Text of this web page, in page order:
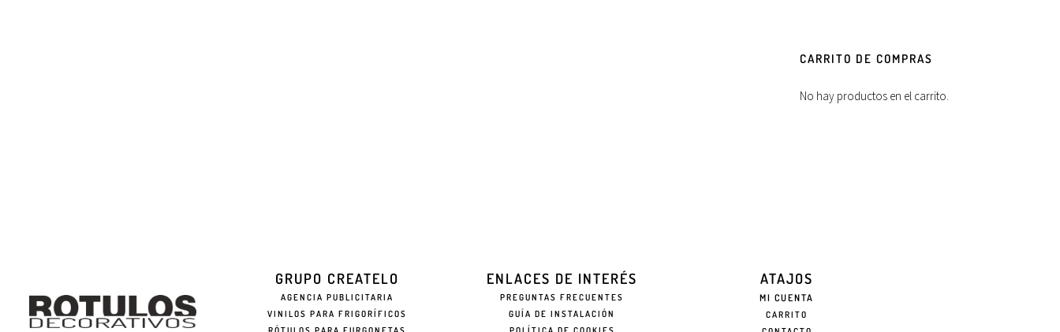
CARRITO DE COMPRAS
No hay productos en el carrito.
GRUPO CREATELO
AGENCIA PUBLICITARIA
VINILOS PARA FRIGORÍFICOS
ENLACES DE INTERÉS
PREGUNTAS FRECUENTES
GUÍA DE INSTALACIÓN
ATAJOS
MI CUENTA
CARRITO